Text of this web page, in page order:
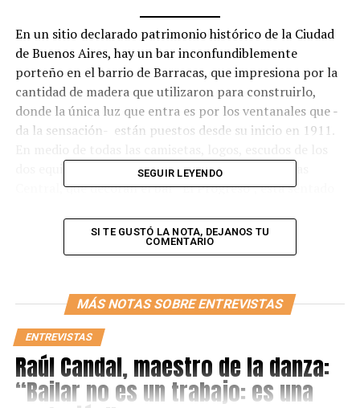
En un sitio declarado patrimonio histórico de la Ciudad
de Buenos Aires, hay un bar inconfundiblemente
porteño en el barrio de Barracas, que impresiona por la
cantidad de madera que utilizaron para construirlo,
donde la única luz que entra es por los ventanales que -
da la sensación- están puestos desde su inicio en 1911.
dos equipos del barrio, Barracas Juniors y Barracas
Central, que decoran el bar “El Progreso”, está sentado
En el bar están todos obnubilados por la presencia del
humorista, hasta el dueño que le invitó un café. Con su
mesa al fondo, que cerca tiene un cartel donde aparece
una foto de él. “Este es mi lugar”, confiesa Capusotto.
El actor vuelve a los sets de grabación en noviembre
debido a que el rodaje de la película en la que está
trabajando se postergó. La película es de Néstor
SEGUIR LEYENDO
SI TE GUSTÓ LA NOTA, DEJANOS TU
COMENTARIO
MÁS NOTAS SOBRE ENTREVISTAS
ENTREVISTAS
Raúl Candal, maestro de la danza:
“Bailar no es un trabajo: es una